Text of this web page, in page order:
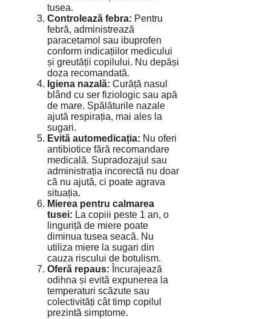
tusea.
Controlează febra: Pentru
febră, administrează
paracetamol sau ibuprofen
conform indicațiilor medicului
și greutății copilului. Nu depăși
doza recomandată.
Igiena nazală: Curăță nasul
blând cu ser fiziologic sau apă
de mare. Spălăturile nazale
ajută respirația, mai ales la
sugari.
Evită automedicația: Nu oferi
antibiotice fără recomandare
medicală. Supradozajul sau
administrația incorectă nu doar
că nu ajută, ci poate agrava
situația.
Mierea pentru calmarea
tusei: La copiii peste 1 an, o
linguriță de miere poate
diminua tusea seacă. Nu
utiliza miere la sugari din
cauza riscului de botulism.
Oferă repaus: Încurajează
odihna și evită expunerea la
temperaturi scăzute sau
colectivități cât timp copilul
prezintă simptome.